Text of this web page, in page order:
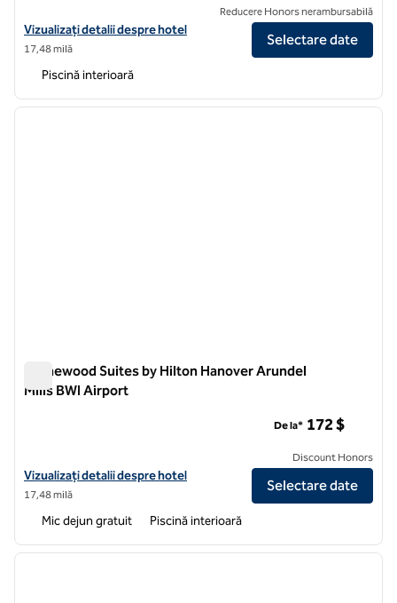
Vizualizați detaliile hotelului pentru Hilton Garden Inn Hanover
Vizualizați detalii despre hotel
17,48 milă
Reducere Honors nerambursabilă
Selectare date
Piscină interioară
1 din 12
Homewood Suites by Hilton Hanover Arundel
Mills BWI Airport
Vizualizați detaliile hotelului pentru Aeroportul BWI Homewood
Vizualizați detalii despre hotel
17,48 milă
De la* 172 $
Discount Honors
Selectare date
Mic dejun gratuit Piscină interioară
1 din 12